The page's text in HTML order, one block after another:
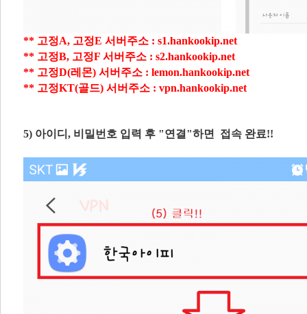
** 고정A, 고정E 서버주소 : s1.hankookip.net
** 고정B, 고정F 서버주소 : s2.hankookip.net
** 고정D(레몬) 서버주소 : lemon.hankookip.net
** 고정KT(골드) 서버주소 : vpn.hankookip.net
5) 아​이디, 비밀번호 입력 후 "연결"하면 접속 완료!!